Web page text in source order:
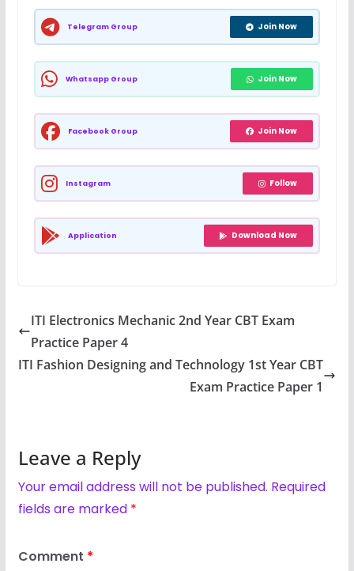
Telegram Group Join Now
Whatsapp Group Join Now
Facebook Group Join Now
Instagram Follow
Application Download Now
ITI Electronics Mechanic 2nd Year CBT Exam
Practice Paper 4
ITI Fashion Designing and Technology 1st Year CBT
Exam Practice Paper 1
Leave a Reply
Your email address will not be published. Required
fields are marked *
Comment *